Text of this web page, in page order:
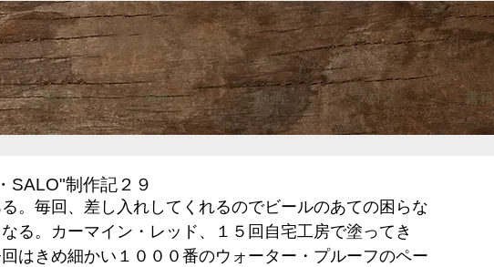
ご案内 制作記 動画 ブログ 書籍
SALO"制作記２９
。毎回、差し入れしてくれるのでビールのあての困らな
る。カーマイン・レッド、１５回自宅工房で塗ってき
はきめ細かい１０００番のウォーター・プルーフのペー